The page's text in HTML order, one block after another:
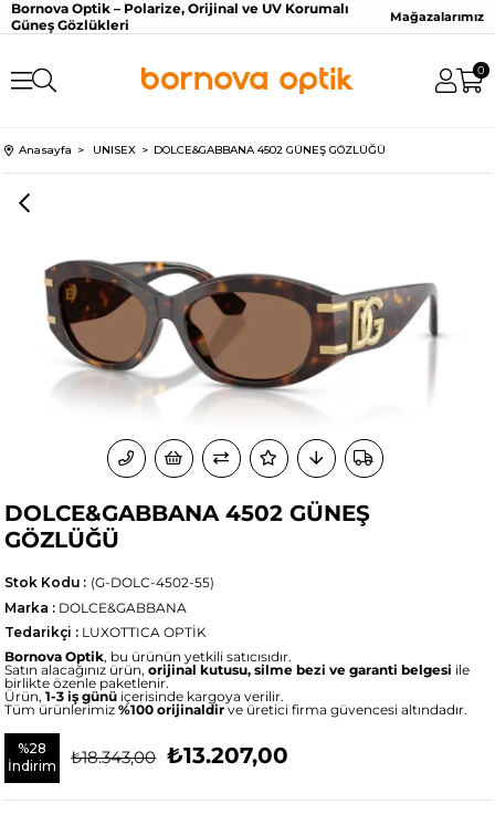
Bornova Optik – Polarize, Orijinal ve UV Korumalı
Güneş Gözlükleri
Mağazalarımız
0
Anasayfa UNISEX DOLCE&GABBANA 4502 GÜNEŞ GÖZLÜĞÜ
DOLCE&GABBANA 4502 GÜNEŞ
GÖZLÜĞÜ
(G-DOLC-4502-55)
Stok Kodu
Marka : DOLCE&GABBANA
Tedarikçi : LUXOTTICA OPTİK
Bornova Optik, bu ürünün yetkili satıcısıdır.
Satın alacağınız ürün,orijinal kutusu, silme bezi ve garanti belgesi ile
birlikte özenle paketlenir.
Ürün,1-3 iş günü içerisinde kargoya verilir.
Tüm ürünlerimiz%100 orijinaldirve üretici firma güvencesi altındadır.
%28
İndirim
₺18.343,00 ₺13.207,00